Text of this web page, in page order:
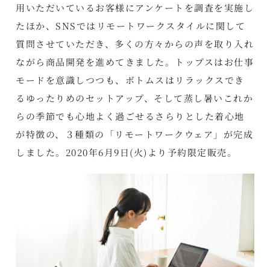
用いただいているお客様にアンケートを調査を実施し
たほか、SNSではリモートワークスタイルに関して
質問させていただき、多くの方々からの声を取り入れ
ながら商品開発を進めてきました。トップスはお仕事
モードを意識しつつも、ボトムスはリラックスでき
るゆったりめのセットアップ、そして蒸し暑いこれか
らの季節でも心地よく過ごせるさらりとした着心地
が特徴の、３種類の「リモートワークウェア」が完成
しました。2020年6月9日(火)より予約限定販売。